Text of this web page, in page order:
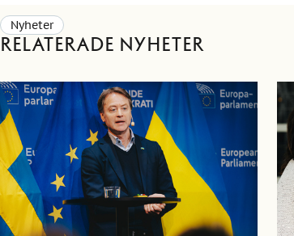
Nyheter
Relaterade nyheter